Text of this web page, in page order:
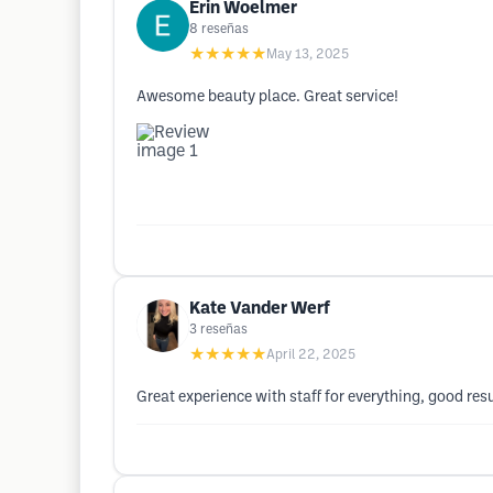
Erin Woelmer
8 reseñas
★★★★★ May 13, 2025
Awesome beauty place. Great service!
Kate Vander Werf
3 reseñas
★★★★★April 22, 2025
Great experience with staff for everything, good